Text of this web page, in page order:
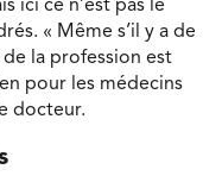
ici ce n’est pas le
« Même s’il y a de
de la profession est
pour les médecins
docteur.